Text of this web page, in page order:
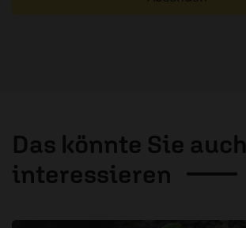
Das könnte Sie auch
interessieren